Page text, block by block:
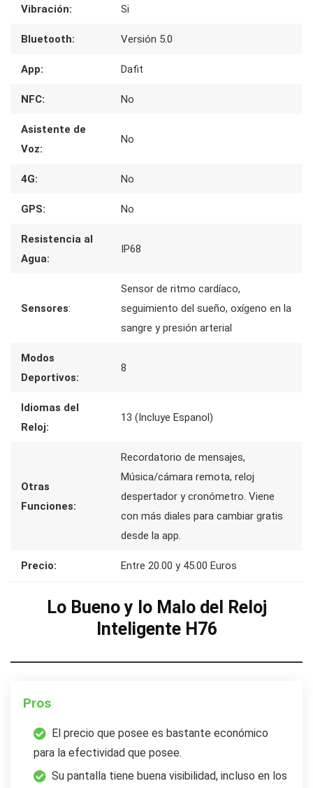
Vibración: Si
Bluetooth: Versión 5.0
App: Dafit
NFC: No
Asistente de
Voz:
No
4G: No
GPS: No
Resistencia al
Agua:
IP68
Sensores:
Sensor de ritmo cardíaco,
seguimiento del sueño, oxígeno en la
sangre y presión arterial
Modos
Deportivos:
8
Idiomas del
Reloj:
13 (Incluye Espanol)
Otras
Funciones:
Recordatorio de mensajes,
Música/cámara remota, reloj
despertador y cronómetro. Viene
con más diales para cambiar gratis
desde la app.
Precio: Entre 20.00 y 45.00 Euros
Lo Bueno y lo Malo del Reloj
Inteligente H76
Pros
El precio que posee es bastante económico
para la efectividad que posee.
Su pantalla tiene buena visibilidad, incluso en los